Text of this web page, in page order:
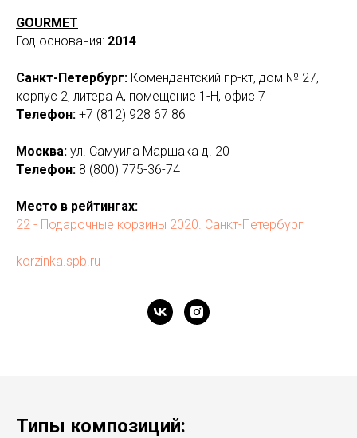
GOURMET
Год основания: 2014
Санкт-Петербург: Комендантский пр-кт, дом № 27,
корпус 2, литера А, помещение 1-Н, офис 7
Телефон: +7 (812) 928 67 86
Москва: ул. Самуила Маршака д. 20
Телефон: 8 (800) 775-36-74
Место в рейтингах:
22 - Подарочные корзины 2020. Санкт-Петербург
korzinka.spb.ru
Типы композиций: